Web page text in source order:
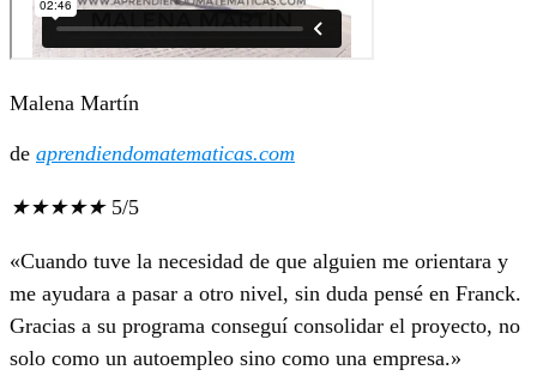
Malena Martín
de aprendiendomatematicas.com
★★★★★ 5/5
«Cuando tuve la necesidad de que alguien me orientara y
me ayudara a pasar a otro nivel, sin duda pensé en Franck.
Gracias a su programa conseguí consolidar el proyecto, no
solo como un autoempleo sino como una empresa.»